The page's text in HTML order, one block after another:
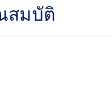
สมบัติ